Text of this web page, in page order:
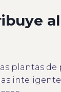
plantas